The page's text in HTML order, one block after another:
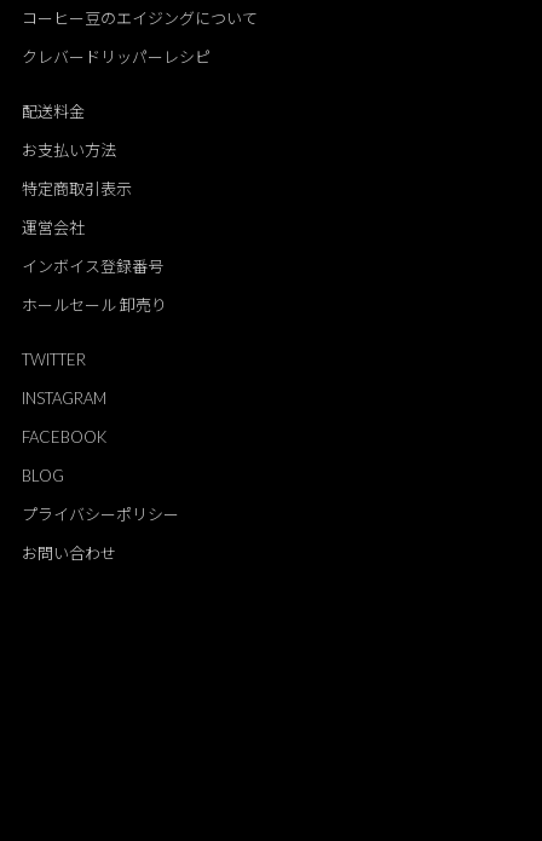
コーヒー豆のエイジングについて
クレバードリッパーレシピ
配送料金
お支払い方法
特定商取引表示
運営会社
インボイス登録番号
ホールセール 卸売り
TWITTER
INSTAGRAM
FACEBOOK
BLOG
プライバシーポリシー
お問い合わせ